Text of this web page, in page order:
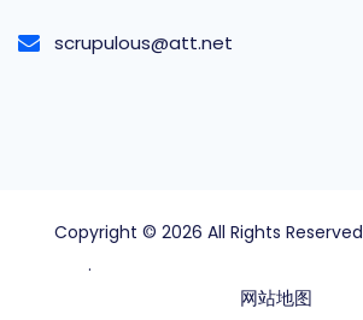
scrupulous@att.net
Copyright © 2026 All Rights Reserved
.
网站地图